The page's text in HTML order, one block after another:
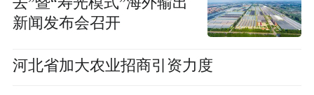
新闻发布会召开
河北省加大农业招商引资力度